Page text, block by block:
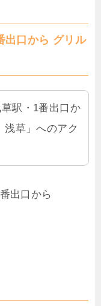
出口から グリル
草駅・1番出口か
浅草」へのアク
出口から